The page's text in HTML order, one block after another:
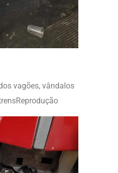
vagões, vândalos